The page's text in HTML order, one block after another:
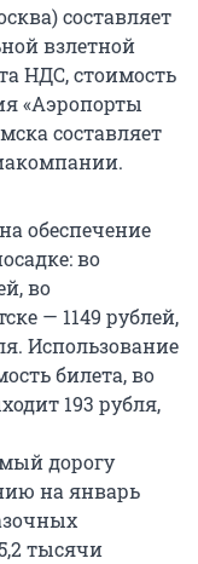
составляет
взлетной
НДС, стоимость
«Аэропорты
составляет
обеспечение
во
во
— 1149 рублей,
Использование
билета, во
193 рубля,
дорогу
на январь
тысячи